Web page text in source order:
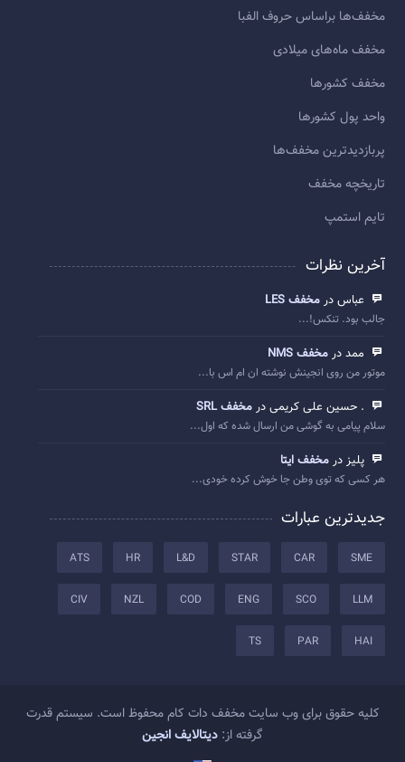
مخفف‌ها براساس حروف الفبا
مخفف ماه‌های میلادی
مخفف کشورها
واحد پول کشورها
پربازديدترين مخفف‌ها
تاريخچه مخفف
تایم استمپ
آخرین نظرات
عباس در مخفف LES
جالب بود. تنکس!...
ممد در مخفف NMS
موتور من روی انجینش نوشته ان ام اس با...
. حسین علی کریمی در مخفف SRL
سلام پیامی به گوشی من ارسال شده که اول...
پلیز در مخفف ایتا
هر کسی که توی وطن جا خوش کرده خودی...
جدیدترین عبارات
SME
CAR
STAR
L&D
HR
ATS
LLM
SCO
ENG
COD
NZL
CIV
HAI
PAR
TS
کلیه حقوق برای وب سایت مخفف دات کام محفوظ است. سیستم قدرت
گرفته از: دیتالایف انجین